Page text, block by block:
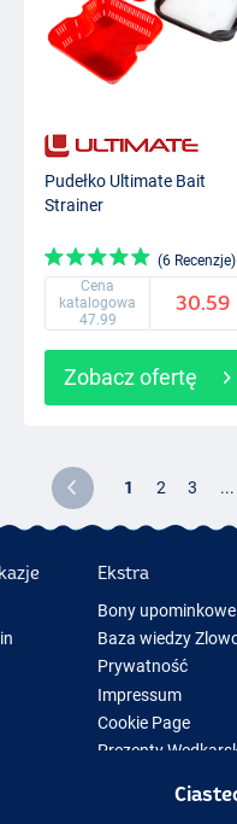
Pudełko Ultimate Bait
Strainer
(6 Recenzje)
Cena
katalogowa
47.99
30.59
Zobacz ofertę
1 2 3 ...
Ekstra
Bony upominkowe
Baza wiedzy
Prywatność
Impressum
Cookie Page
Prezenty
Sprzęt